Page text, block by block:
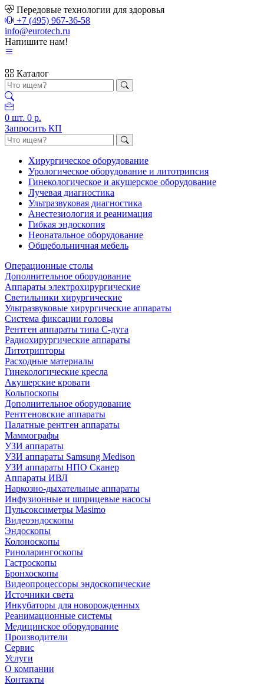
Передовые технологии для здоровья
+7 (495) 967-36-58
info@eurotech.ru
Напишите нам!
Каталог
0 шт. 0 р.
Запросить КП
Хирургическое оборудование
Урологическое оборудование и литотрипсия
Гинекологическое и акушерское оборудование
Лучевая диагностика
Ультразвуковая диагностика
Анестезиология и реанимация
Гибкая эндоскопия
Неонатальное оборудование
Общебольничная мебель
Операционные столы
Дополнительное оборудование
Аппараты электрохирургические
Светильники хирургические
Ультразвуковые хирургические аппараты
Система фиксации головы
Рентген аппараты типа С-дуга
Радиохирургические аппараты
Литотрипторы
Расходные материалы
Гинекологические кресла
Акушерские кровати
Кольпоскопы
Дополнительное оборудование
Рентгеновские аппараты
Палатные рентген аппараты
Маммографы
УЗИ аппараты
УЗИ аппараты Samsung Medison
УЗИ аппараты НПО Сканер
Аппараты ИВЛ
Наркозно-дыхательные аппараты
Инфузионные и шприцевые насосы
Пульсоксиметры Masimo
Видеоэндоскопы
Эндоскопы
Колоноскопы
Риноларингоскопы
Гастроскопы
Бронхоскопы
Видеопроцессоры эндоскопические
Источники света
Инкубаторы для новорожденных
Реанимационные системы
Медицинское оборудование
Производители
Сервис
Услуги
О компании
Контакты